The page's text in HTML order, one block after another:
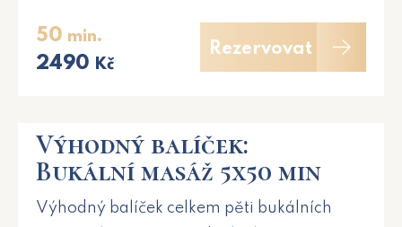
50 min.
2490 Kč
Rezervovat
Výhodný balíček:
Bukální masáž 5x50 min
Výhodný balíček celkem pěti bukálních